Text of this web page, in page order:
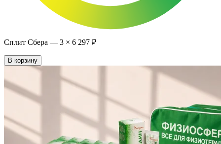
Сплит Сбера — 3 × 6 297 ₽
В корзину